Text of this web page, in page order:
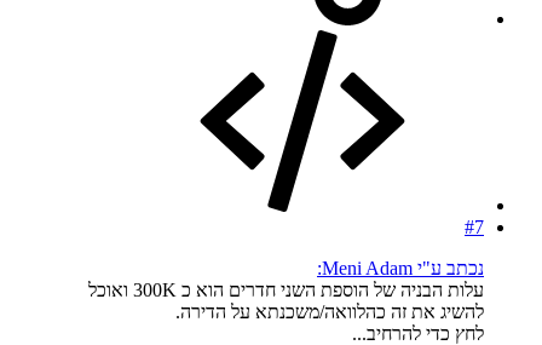
#7
נכתב ע"י Meni Adam:
עלות הבניה של הוספת השני חדרים הוא כ 300K ואוכל
להשיג את זה כהלוואה/משכנתא על הדירה.
לחץ כדי להרחיב...